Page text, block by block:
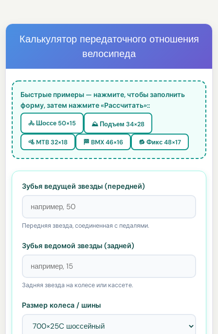
Калькулятор передаточного отношения
велосипеда
Быстрые примеры — нажмите, чтобы заполнить
форму, затем нажмите «Рассчитать»::
🚴 Шоссе 50×15 ⛰️ Подъем 34×28
🚵 MTB 32×18 🏁 BMX 46×16 🔂 Фикс 48×17
Зубья ведущей звезды (передней)
Передняя звезда, соединенная с педалями.
Зубья ведомой звезды (задней)
Задняя звезда на колесе или кассете.
Размер колеса / шины